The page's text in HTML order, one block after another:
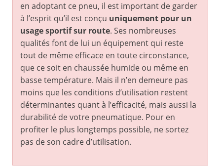
en adoptant ce pneu, il est important de garder
à l’esprit qu’il est conçu uniquement pour un
usage sportif sur route. Ses nombreuses
qualités font de lui un équipement qui reste
tout de même efficace en toute circonstance,
que ce soit en chaussée humide ou même en
basse température. Mais il n’en demeure pas
moins que les conditions d’utilisation restent
déterminantes quant à l’efficacité, mais aussi la
durabilité de votre pneumatique. Pour en
profiter le plus longtemps possible, ne sortez
pas de son cadre d’utilisation.